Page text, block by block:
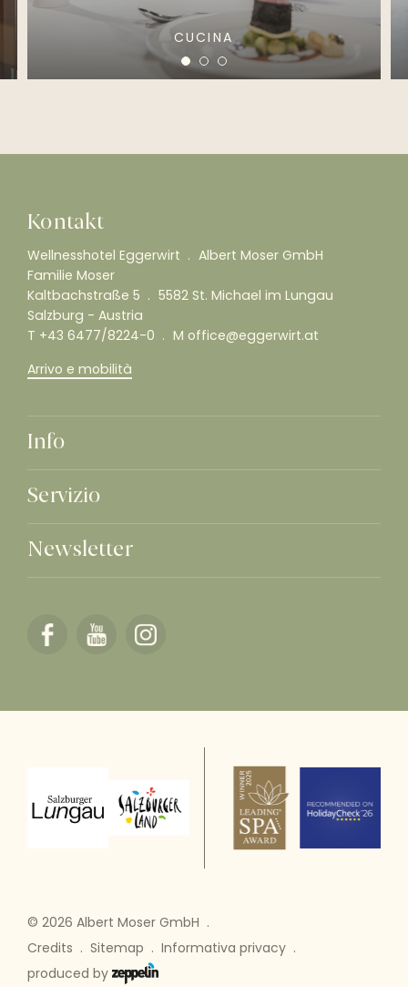
CUCINA
Kontakt
Wellnesshotel Eggerwirt
Albert Moser GmbH
Familie Moser
Kaltbachstraße 5
5582 St. Michael im Lungau
Salzburg - Austria
T +43 6477/8224-0 M office@eggerwirt.at
Arrivo e mobilità
Info
Servizio
Newsletter
© 2026 Albert Moser GmbH .
Credits .Sitemap .Informativa privacy .
produced by